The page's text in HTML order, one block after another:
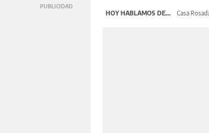
HOY HABLAMOS DE... Casa